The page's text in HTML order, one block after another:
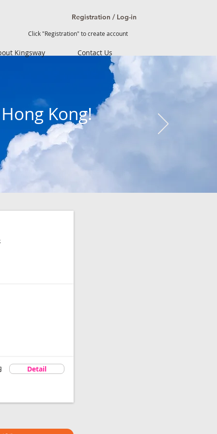
Registration / Log-in
Click "Registration" to create account
Kingsway Contact Us
Kong!
Detail